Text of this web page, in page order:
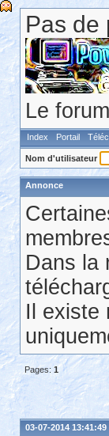
Pas de
Le
Index Portail
Nom d'utilisateur
Annonce
Dans la
Il existe
Pages: 1
03-07-2014 13:41:49